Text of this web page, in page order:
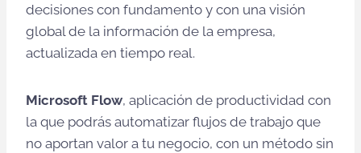
decisiones con fundamento y con una visión
global de la información de la empresa,
actualizada en tiempo real.
Microsoft Flow, aplicación de productividad con
la que podrás automatizar flujos de trabajo que
no aportan valor a tu negocio, con un método sin